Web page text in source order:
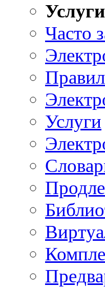
Часто
Услуги